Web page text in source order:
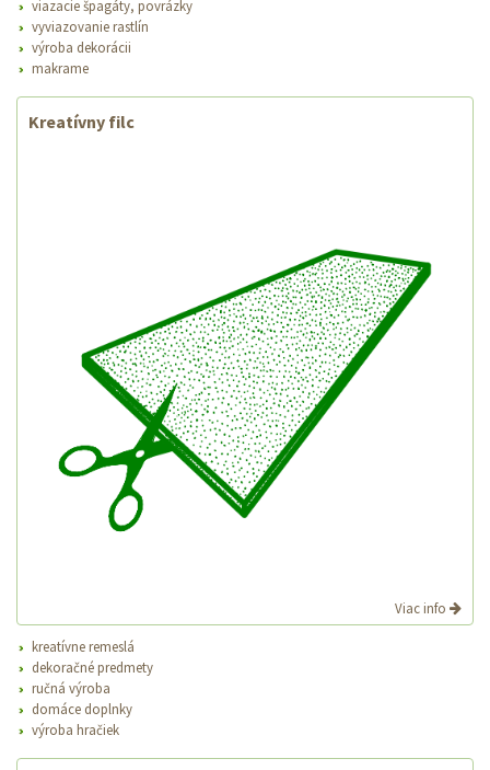
viazacie špagáty, povrázky
vyviazovanie rastlín
výroba dekorácii
makrame
Kreatívny filc
Viac info
kreatívne remeslá
dekoračné predmety
ručná výroba
domáce doplnky
výroba hračiek